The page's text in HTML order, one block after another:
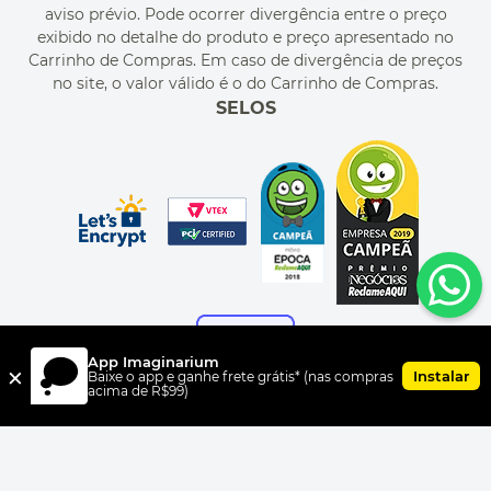
MEU PEDIDO
CUPONS DE DESCONTO
aviso prévio. Pode ocorrer divergência entre o preço
exibido no detalhe do produto e preço apresentado no
Carrinho de Compras. Em caso de divergência de preços
no site, o valor válido é o do Carrinho de Compras.
SELOS
FORMAS DE PAGAMENTO
× App Imaginarium
Baixe o app e ganhe frete grátis* (nas compras
acima de R$99)
Instalar